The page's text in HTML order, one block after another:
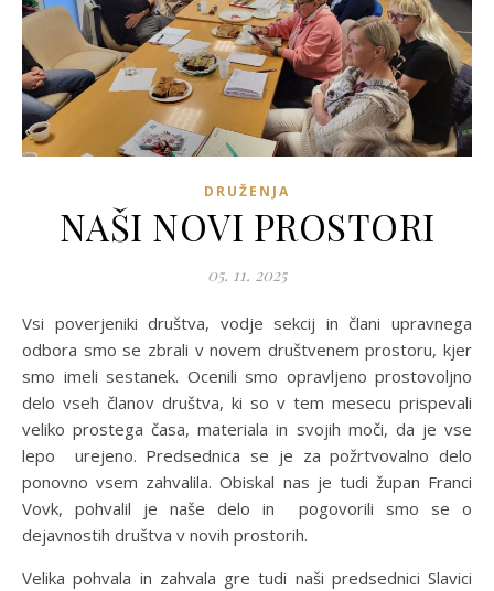
DRUŽENJA
NAŠI NOVI PROSTORI
05. 11. 2025
Vsi poverjeniki društva, vodje sekcij in člani upravnega
odbora smo se zbrali v novem društvenem prostoru, kjer
smo imeli sestanek. Ocenili smo opravljeno prostovoljno
delo vseh članov društva, ki so v tem mesecu prispevali
veliko prostega časa, materiala in svojih moči, da je vse
lepo urejeno. Predsednica se je za požrtvovalno delo
ponovno vsem zahvalila. Obiskal nas je tudi župan Franci
Vovk, pohvalil je naše delo in pogovorili smo se o
dejavnostih društva v novih prostorih.
Velika pohvala in zahvala gre tudi naši predsednici Slavici